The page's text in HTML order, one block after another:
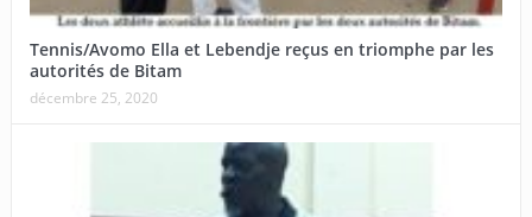
Tennis/Avomo Ella et Lebendje reçus en triomphe par les
autorités de Bitam
décembre 25, 2020